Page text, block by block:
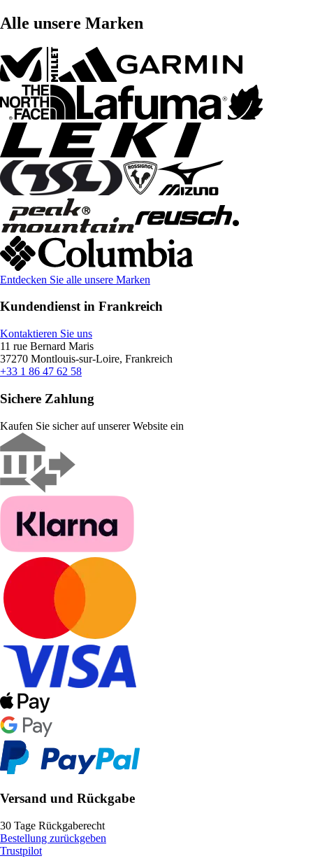
Alle unsere Marken
Entdecken Sie alle unsere Marken
Kundendienst in Frankreich
Kontaktieren Sie uns
11 rue Bernard Maris
37270 Montlouis-sur-Loire, Frankreich
+33 1 86 47 62 58
Sichere Zahlung
Kaufen Sie sicher auf unserer Website ein
Versand und Rückgabe
30 Tage Rückgaberecht
Bestellung zurückgeben
Trustpilot